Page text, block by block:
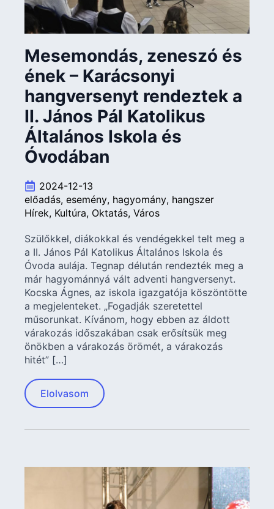
Mesemondás, zeneszó és
ének – Karácsonyi
hangversenyt rendeztek a
II. János Pál Katolikus
Általános Iskola és
Óvodában
2024-12-13
előadás esemény hagyomány hangszer
Hírek Kultúra Oktatás Város
Szülőkkel, diákokkal és vendégekkel telt meg a
a II. János Pál Katolikus Általános Iskola és
Óvoda aulája. Tegnap délután rendezték meg a
már hagyománnyá vált adventi hangversenyt.
Kocska Ágnes, az iskola igazgatója köszöntötte
a megjelenteket. „Fogadják szeretettel
műsorunkat. Kívánom, hogy ebben az áldott
várakozás időszakában csak erősítsük meg
önökben a várakozás örömét, a várakozás
hitét” […]
Elolvasom